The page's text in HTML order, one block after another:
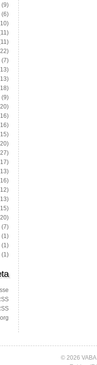
(9)
(6)
(7)
(9)
(7)
(1)
(1)
(1)
© 2026